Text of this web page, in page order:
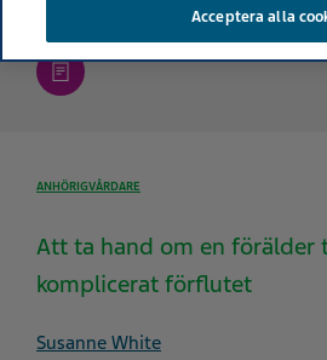
article
ANHÖRIGVÅRDARE
Att ta hand om en förälder
komplicerat förflutet
Susanne White
Acceptera alla